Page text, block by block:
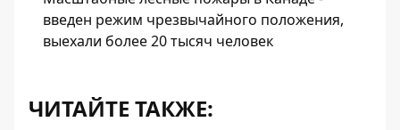
введен режим чрезвычайного положения,
выехали более 20 тысяч человек
ЧИТАЙТЕ ТАКЖЕ: